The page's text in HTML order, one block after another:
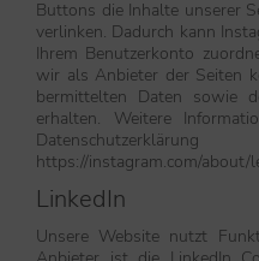
Buttons die Inhalte unserer
verlinken. Dadurch kann
Ihrem Benutzerkonto
wir als Anbieter der Seiten
bermittelten Daten sowie
erhalten. Weitere
https://instagram.com/about/
LinkedIn
Unsere Website nutzt